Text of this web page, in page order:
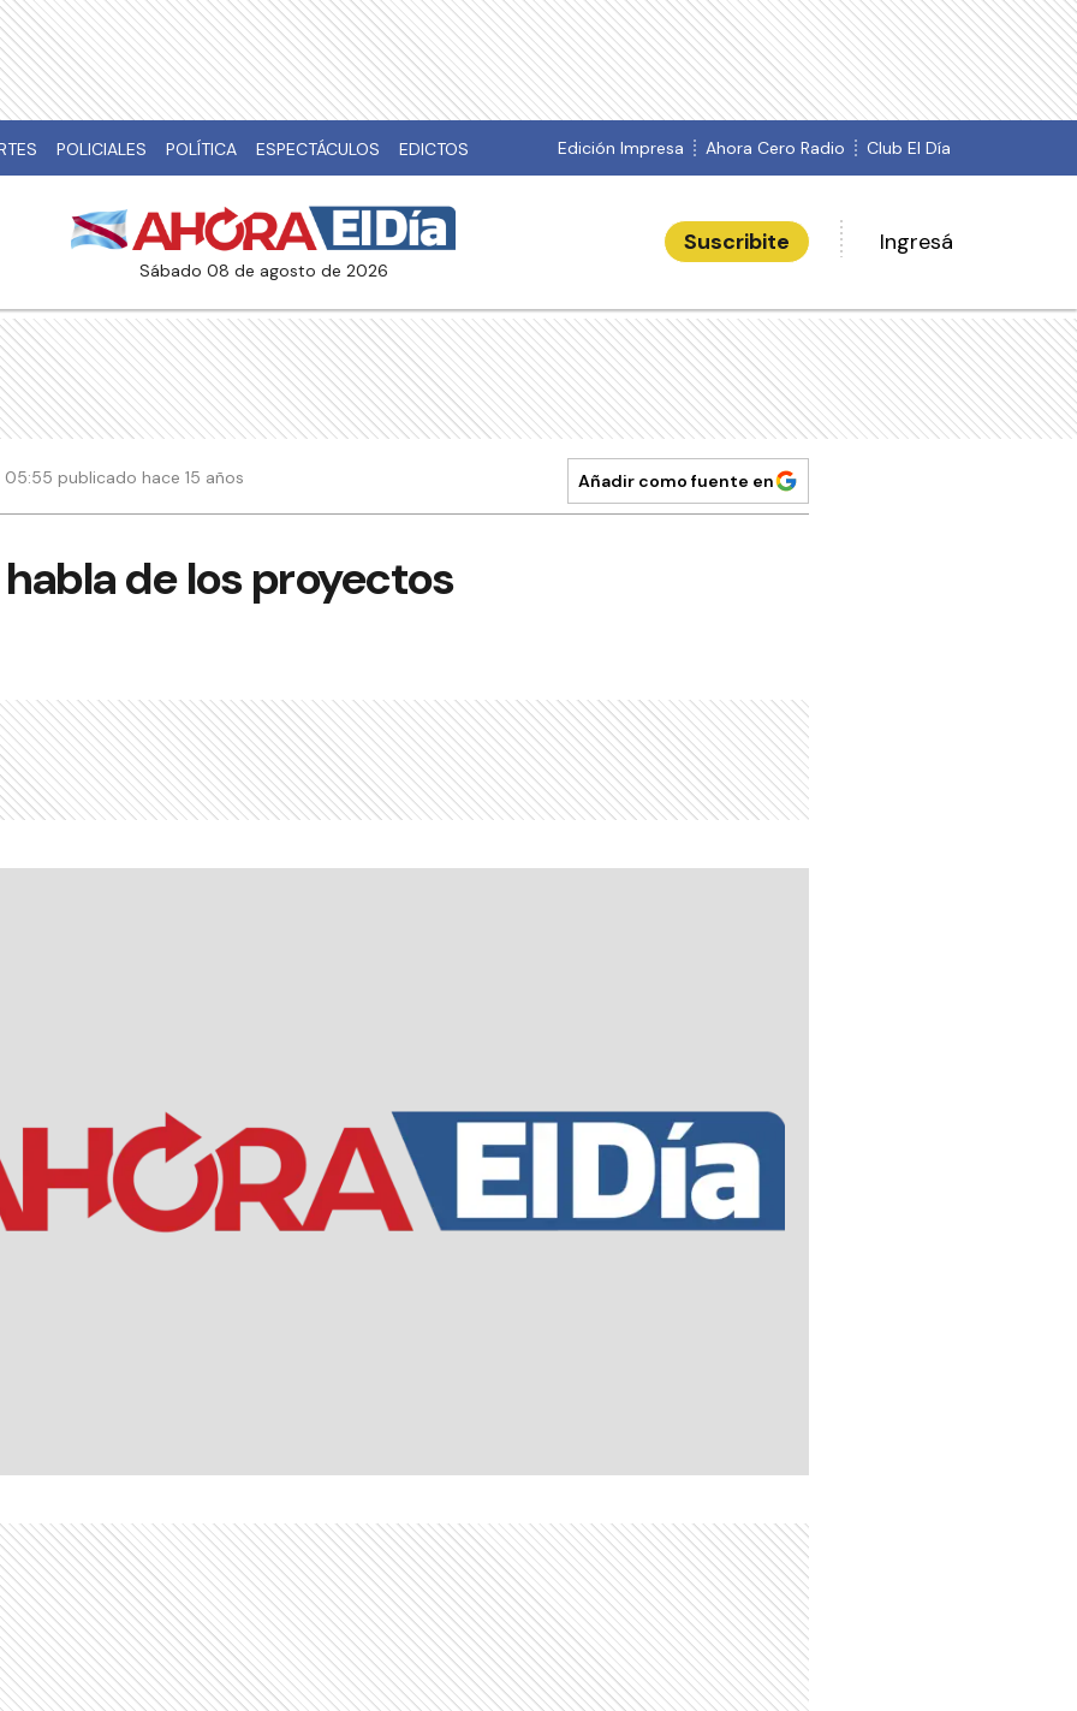
POLICIALES POLÍTICA ESPECTÁCULOS EDICTOS Edición Impresa Ahora Cero Radio Club El Día
sábado 08 de agosto de 2026
Suscribite Ingresá
05:55 publicado hace 15 años Añadir como fuente en
de los proyectos